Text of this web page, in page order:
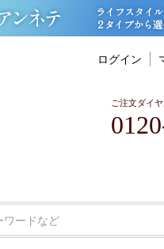
ログイン
ご注文ダイ